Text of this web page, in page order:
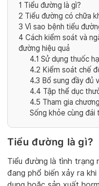
1 Tiểu đường là gì?
2 Tiểu đường có chữa
3 Vì sao bệnh tiểu
4 Cách kiểm soát và
đường hiệu quả
4.1 Sử dụng thuốc
4.2 Kiểm soát chế
4.3 Bổ sung đầy đủ
4.4 Tập thể dục
4.5 Tham gia
Sống khỏe cùng đái
Tiểu đường là gì?
Tiểu đường là tình trạng
đang phổ biến xảy ra